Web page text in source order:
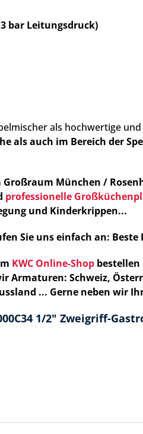
bar Leitungsdruck)
als hochwertige
als auch im Bereich der
München /
professionelle
und Kinderkrippen...
Sie uns einfach an:
KWC Online-Shop bestellen
Armaturen: Schweiz,
... Gerne neben wir
1/2" Zweigriff-